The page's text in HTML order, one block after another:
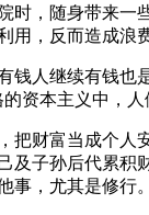
时，随身带来
，反而造成浪
继续有钱也
资本主义中，
财富当成个人
及子孙后代累
事，尤其是修行。